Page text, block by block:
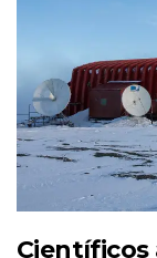
Científicos